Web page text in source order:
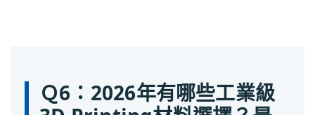
Ｑ6：2026年有哪些工業級